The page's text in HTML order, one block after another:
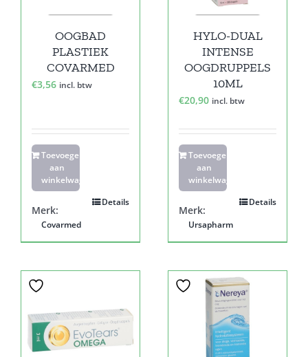
OOGBAD
PLASTIEK
COVARMED
€3,56 incl. btw
Toevoegen
aan
winkelwagen
Details
Merk:
Covarmed
HYLO-DUAL
INTENSE
OOGDRUPPELS
10ML
€20,90 incl. btw
Toevoegen
aan
winkelwagen
Details
Merk:
Ursapharm